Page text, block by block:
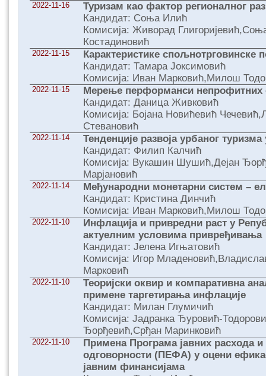
2022-11-16
Туризам као фактор регионалног
Кандидат: Соња Илић
Комисија: Живорад
Костадиновић
2022-11-15
Карактеристике спољнотрговинске
Кандидат: Тамара Јоксимовић
Комисија: Иван Марковић,Милош
2022-11-15
Мерење перформанси непрофитних
Кандидат: Даница Живковић
Комисија: Бојана Новићевић
Стевановић
2022-11-14
Тенденције развоја урбаног туризма
Кандидат: Филип Калчић
Комисија: Вукашин Шушић,Дејан
Марјановић
2022-11-14
Међународни монетарни систем –
Кандидат: Кристина Динчић
Комисија: Иван Марковић,Милош
2022-11-10
Инфлација и привредни раст у
актуелним условима привређивања
Кандидат: Јелена Игњатовић
Комисија: Игор
Марковић
2022-11-10
Теоријски оквир и компаративна
примене таргетирања инфлације
Кандидат: Милан Глумичић
Комисија: Јадранка Ђуровић-
Ђорђевић,Срђан Маринковић
2022-11-10
Примена Програма јавних расхода и
одговорности (ПЕФА) у оцени
јавним финансијама